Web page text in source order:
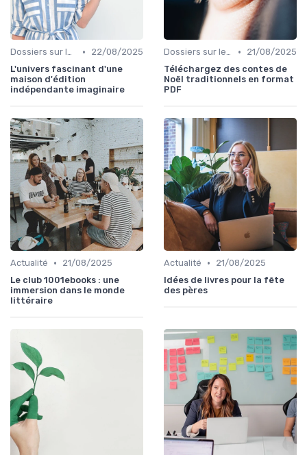
Dossiers sur le monde de l'édition •
22/08/2025
L'univers fascinant d'une
maison d'édition
indépendante imaginaire
Dossiers sur le monde de l'édition •
21/08/2025
Téléchargez des contes de
Noël traditionnels en format
PDF
Actualité •
21/08/2025
Le club 1001ebooks : une
immersion dans le monde
littéraire
Actualité •
21/08/2025
Idées de livres pour la fête
des pères